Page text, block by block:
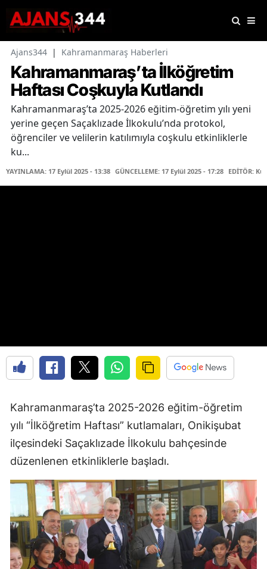
Ajans344 | Kahramanmaraş Haberleri
Kahramanmaraş’ta İlköğretim
Haftası Coşkuyla Kutlandı
Kahramanmaraş’ta 2025-2026 eğitim-öğretim yılı yeni
yerine geçen Saçaklızade İlkokulu’nda protokol,
öğrenciler ve velilerin katılımıyla coşkulu etkinliklerle
ku...
YAYINLAMA: 17 Eylül 2025 - 13:38 GÜNCELLEME: 17 Eylül 2025 - 17:28 EDİTÖR:
Kahramanmaraş’ta 2025-2026 eğitim-öğretim
yılı “İlköğretim Haftası” kutlamaları, Onikişubat
ilçesindeki Saçaklızade İlkokulu bahçesinde
düzenlenen etkinliklerle başladı.